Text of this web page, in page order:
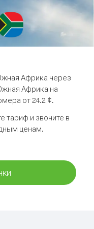
Африка через
Африка на
от 24.2 ¢.
тариф и звоните в
ценам.